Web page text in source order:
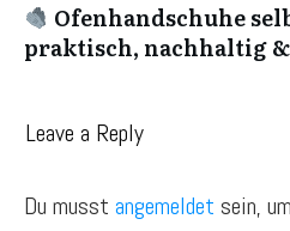
Ofenhandschuhe
praktisch, nachhaltig
Leave a Reply
Du musst angemeldet sein,